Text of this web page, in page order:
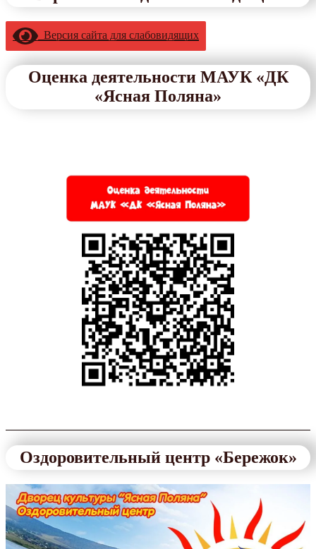
Версия сайта для слабовидящих
Оценка деятельности МАУК «ДК
«Ясная Поляна»
Оздоровительный центр «Бережок»